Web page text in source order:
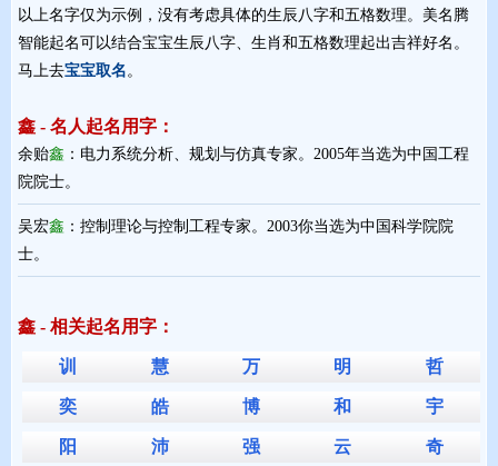
以上名字仅为示例，没有考虑具体的生辰八字和五格数理。美名腾
智能起名可以结合宝宝生辰八字、生肖和五格数理起出吉祥好名。
马上去宝宝取名。
鑫 - 名人起名用字：
余贻鑫 ：电力系统分析、规划与仿真专家。2005年当选为中国工程
院院士。
吴宏鑫 ：控制理论与控制工程专家。2003你当选为中国科学院院
士。
鑫 - 相关起名用字：
训 慧 万 明 哲
奕 皓 博 和 宇
阳 沛 强 云 奇